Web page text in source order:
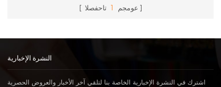
عومجم 1 تاحفصلا
النشرة الإخبارية
اشترك في النشرة الإخبارية الخاصة بنا لتلقي آخر الأخبار والعروض الحصرية